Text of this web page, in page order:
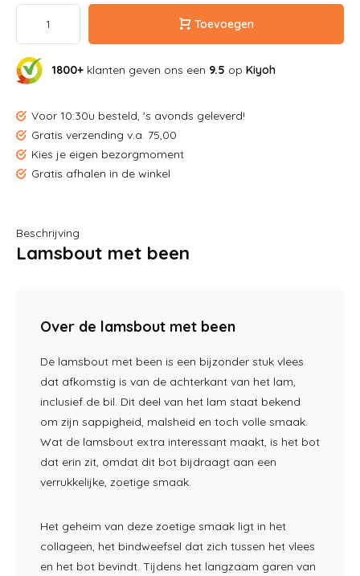
Toevoegen
1800+ klanten geven ons een 9.5 op Kiyoh
Voor 10:30u besteld, 's avonds geleverd!
Gratis verzending v.a. 75,00
Kies je eigen bezorgmoment
Gratis afhalen in de winkel
Beschrijving
Lamsbout met been
Over de lamsbout met been
De lamsbout met been is een bijzonder stuk vlees
dat afkomstig is van de achterkant van het lam,
inclusief de bil. Dit deel van het lam staat bekend
om zijn sappigheid, malsheid en toch volle smaak.
Wat de lamsbout extra interessant maakt, is het bot
dat erin zit, omdat dit bot bijdraagt aan een
verrukkelijke, zoetige smaak.
Het geheim van deze zoetige smaak ligt in het
collageen, het bindweefsel dat zich tussen het vlees
en het bot bevindt. Tijdens het langzaam garen van